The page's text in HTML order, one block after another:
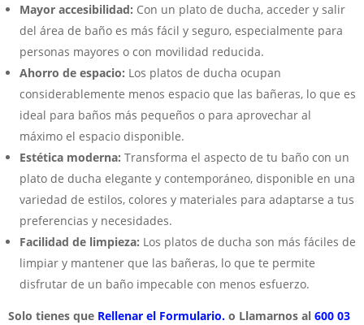
Mayor accesibilidad: Con un plato de ducha, acceder y salir
del área de baño es más fácil y seguro, especialmente para
personas mayores o con movilidad reducida.
Ahorro de espacio: Los platos de ducha ocupan
considerablemente menos espacio que las bañeras, lo que es
ideal para baños más pequeños o para aprovechar al
máximo el espacio disponible.
Estética moderna: Transforma el aspecto de tu baño con un
plato de ducha elegante y contemporáneo, disponible en una
variedad de estilos, colores y materiales para adaptarse a tus
preferencias y necesidades.
Facilidad de limpieza: Los platos de ducha son más fáciles de
limpiar y mantener que las bañeras, lo que te permite
disfrutar de un baño impecable con menos esfuerzo.
Solo tienes que Rellenar el Formulario. o Llamarnos al 600 03